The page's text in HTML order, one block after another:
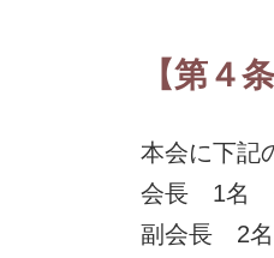
【第４
本会に下記
会長 1名
副会長 2名